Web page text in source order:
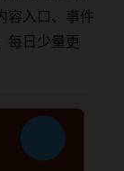
容入口、事件
每日少量更